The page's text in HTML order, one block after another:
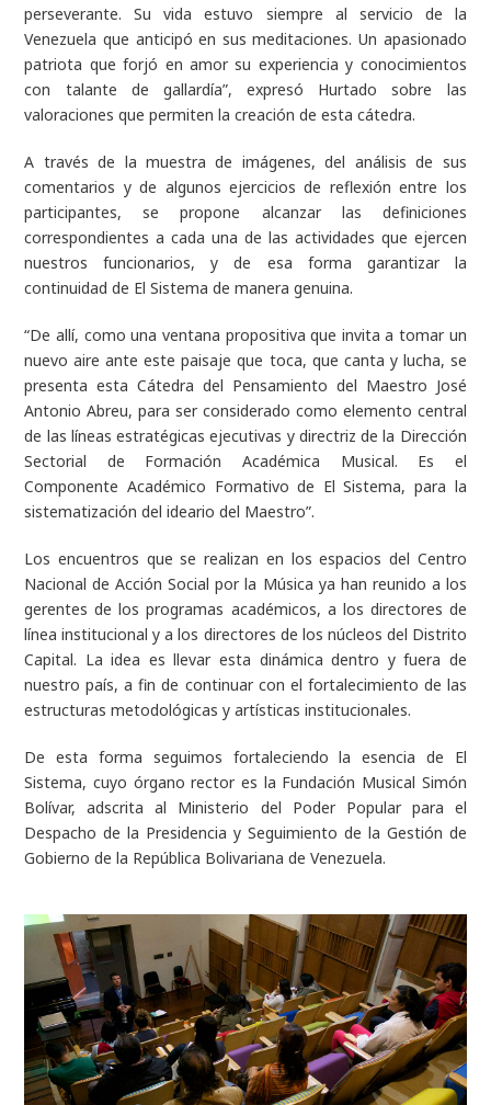
perseverante. Su vida estuvo siempre al servicio de la
Venezuela que anticipó en sus meditaciones. Un apasionado
patriota que forjó en amor su experiencia y conocimientos
con talante de gallardía”, expresó Hurtado sobre las
valoraciones que permiten la creación de esta cátedra.
A través de la muestra de imágenes, del análisis de sus
comentarios y de algunos ejercicios de reflexión entre los
participantes, se propone alcanzar las definiciones
correspondientes a cada una de las actividades que ejercen
nuestros funcionarios, y de esa forma garantizar la
continuidad de El Sistema de manera genuina.
“De allí, como una ventana propositiva que invita a tomar un
nuevo aire ante este paisaje que toca, que canta y lucha, se
presenta esta Cátedra del Pensamiento del Maestro José
Antonio Abreu, para ser considerado como elemento central
de las líneas estratégicas ejecutivas y directriz de la Dirección
Sectorial de Formación Académica Musical. Es el
Componente Académico Formativo de El Sistema, para la
sistematización del ideario del Maestro”.
Los encuentros que se realizan en los espacios del Centro
Nacional de Acción Social por la Música ya han reunido a los
gerentes de los programas académicos, a los directores de
línea institucional y a los directores de los núcleos del Distrito
Capital. La idea es llevar esta dinámica dentro y fuera de
nuestro país, a fin de continuar con el fortalecimiento de las
estructuras metodológicas y artísticas institucionales.
De esta forma seguimos fortaleciendo la esencia de El
Sistema, cuyo órgano rector es la Fundación Musical Simón
Bolívar, adscrita al Ministerio del Poder Popular para el
Despacho de la Presidencia y Seguimiento de la Gestión de
Gobierno de la República Bolivariana de Venezuela.